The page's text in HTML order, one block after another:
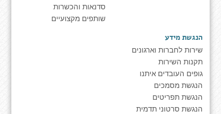
סדנאות והכשרות
שותפים מקצועיים
הנגשת מידע
שירות לחברות וארגונים
תקנות השירות
גופים העובדים איתנו
הנגשת מסמכים
הנגשת תפריטים
הנגשת סרטוני תדמית